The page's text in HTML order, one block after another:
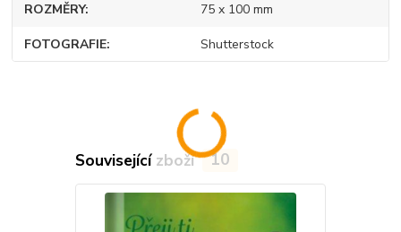
ROZMĚRY 75 x 100 mm
FOTOGRAFIE Shutterstock
Související zboží 10